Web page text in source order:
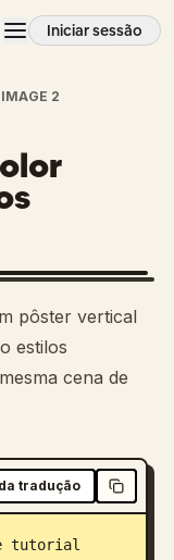
Iniciar sessão
2
pôster vertical
estilos
cena de
tradução
tutorial